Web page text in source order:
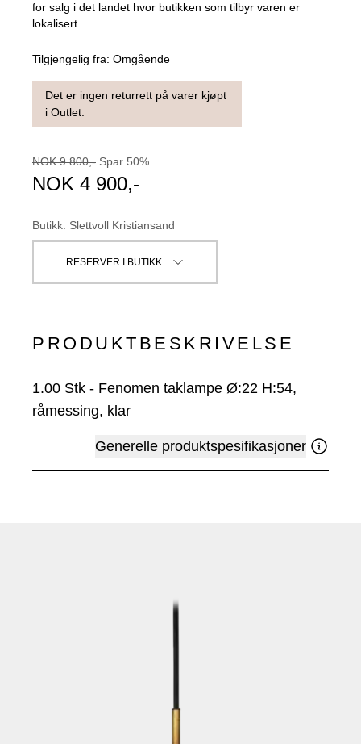
for salg i det landet hvor butikken som tilbyr varen er
lokalisert.
Tilgjengelig fra: Omgående
Det er ingen returrett på varer kjøpt
i Outlet.
NOK 9 800,- Spar 50%
NOK 4 900,-
Butikk: Slettvoll Kristiansand
RESERVER I BUTIKK
PRODUKTBESKRIVELSE
1.00 Stk - Fenomen taklampe Ø:22 H:54,
råmessing, klar
Generelle produktspesifikasjoner